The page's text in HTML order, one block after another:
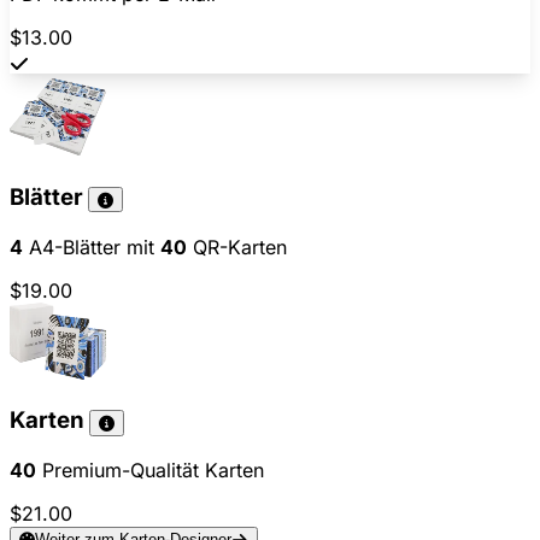
$13.00
Blätter
4 A4-Blätter mit 40 QR-Karten
$19.00
Karten
40 Premium-Qualität Karten
$21.00